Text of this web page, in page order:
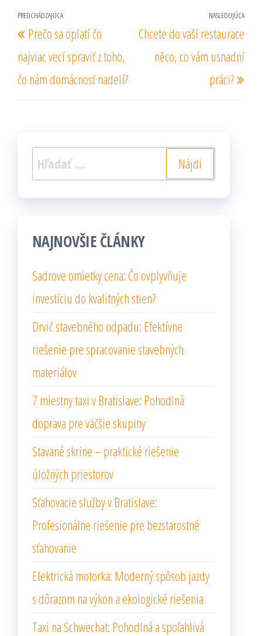
Navigácia
v
článku
Predchádzajúci
príspevok
PREDCHÁDZAJÚCA
Prečo sa oplatí čo
najviac vecí spraviť z toho,
čo nám domácnosť nadelí?
NASLEDUJÚCA
Chcete do vaší restaurace
něco, co vám usnadní
práci?
Hľadať:
NAJNOVŠIE ČLÁNKY
Sadrove omietky cena: Čo ovplyvňuje
investíciu do kvalitných stien?
Drvič stavebného odpadu: Efektívne
riešenie pre spracovanie stavebných
materiálov
7 miestny taxi v Bratislave: Pohodlná
doprava pre väčšie skupiny
Stavané skrine – praktické riešenie
úložných priestorov
Sťahovacie služby v Bratislave:
Profesionálne riešenie pre bezstarostné
sťahovanie
Elektrická motorka: Moderný spôsob jazdy
s dôrazom na výkon a ekologické riešenia
Taxi na Schwechat: Pohodlná a spoľahlivá